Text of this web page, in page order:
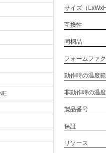
サイズ（LxWxH
互換性
同梱品
フォームファ
動作時の温度
非動作時の温
製品番号
保証
リソース